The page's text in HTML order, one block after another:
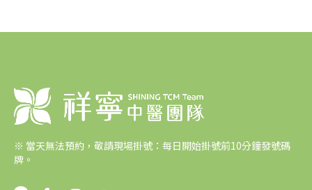
※ 當天無法預約，敬請現場掛號：每日開始掛號前10分鐘發號碼
牌。